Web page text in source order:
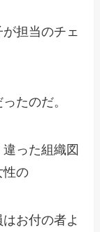
担当のチェ
たのだ。
った組織図
性の
お付の者よ